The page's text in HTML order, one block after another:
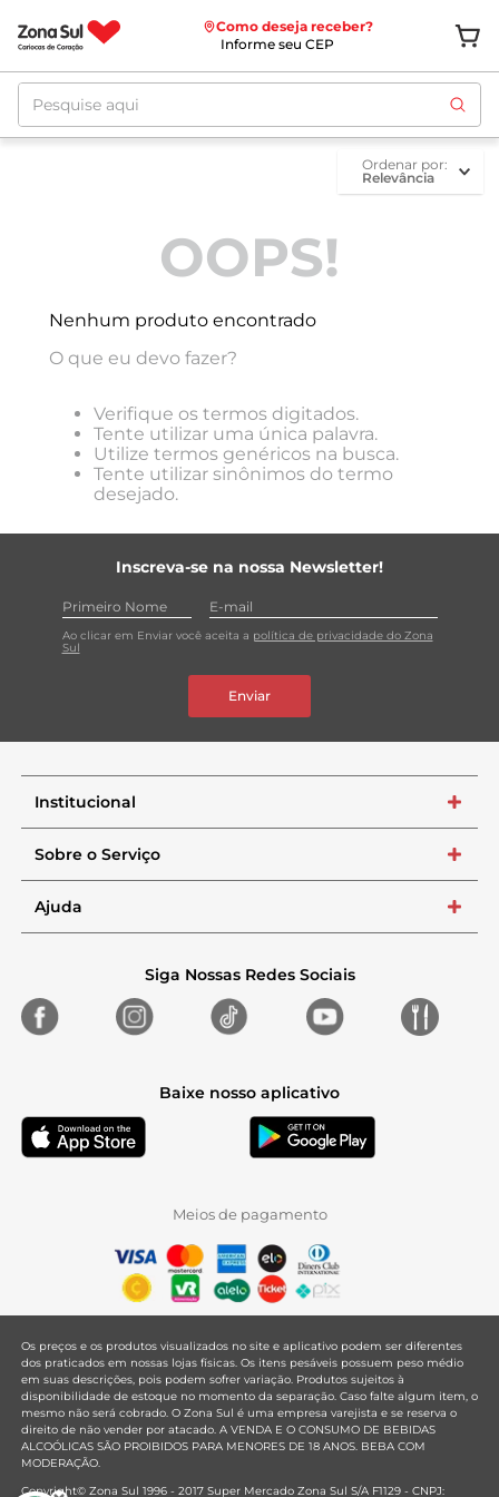
Como deseja receber?
Informe seu CEP
Pesquise aqui
ordenar por
Relevância
OOPS!
Nenhum produto encontrado
O que eu devo fazer?
Verifique os termos digitados.
Tente utilizar uma única palavra.
Utilize termos genéricos na busca.
Tente utilizar sinônimos do termo
desejado.
Inscreva-se na nossa Newsletter!
Ao clicar em Enviar você aceita a política de privacidade do Zona
Sul
Enviar
Institucional +
Sobre o Serviço +
Ajuda +
Siga Nossas Redes Sociais
Baixe nosso aplicativo
Meios de pagamento
Os preços e os produtos visualizados no site e aplicativo podem ser diferentes
dos praticados em nossas lojas físicas. Os itens pesáveis possuem peso médio
em suas descrições, pois podem sofrer variação. Produtos sujeitos à
disponibilidade de estoque no momento da separação. Caso falte algum item, o
mesmo não será cobrado. O Zona Sul é uma empresa varejista e se reserva o
direito de não vender por atacado. A VENDA E O CONSUMO DE BEBIDAS
ALCOÓLICAS SÃO PROIBIDOS PARA MENORES DE 18 ANOS. BEBA COM
MODERAÇÃO.
Copyright© Zona Sul 1996 - 2017 Super Mercado Zona Sul S/A F1129 - CNPJ: